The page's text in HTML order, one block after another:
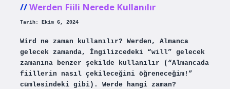
Werden Fiili Nerede Kullanılır
Tarih: Ekim 6, 2024
Wird ne zaman kullanılır? Werden, Almanca
gelecek zamanda, İngilizcedeki “will” gelecek
zamanına benzer şekilde kullanılır (“Almancada
fiillerin nasıl çekileceğini öğreneceğim!”
cümlesindeki gibi). Werde hangi zaman?